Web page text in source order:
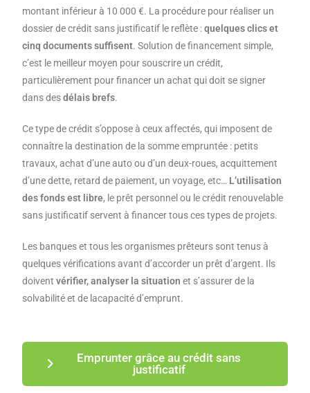
montant inférieur à 10 000 €. La procédure pour réaliser un
dossier de crédit sans justificatif le reflète :quelques clics et
cinq documents suffisent. Solution de financement simple,
c’est le meilleur moyen pour souscrire un crédit,
particulièrement pour financer un achat qui doit se signer
dans desdélais brefs.
Ce type de crédit s’oppose à ceux affectés, qui imposent de
connaître la destination de la somme empruntée : petits
travaux, achat d’une auto ou d’un deux-roues, acquittement
d’une dette, retard de paiement, un voyage, etc… L’utilisation
des fonds est libre, le prêt personnel ou le crédit renouvelable
sans justificatif servent à financer tous ces types de projets.
Les banques et tous les organismes prêteurs sont tenus à
quelques vérifications avant d’accorder un prêt d’argent. Ils
doiventvérifier, analyser la situationet s’assurer de la
solvabilité et de lacapacité d’emprunt.
Emprunter grâce au crédit sans
justificatif